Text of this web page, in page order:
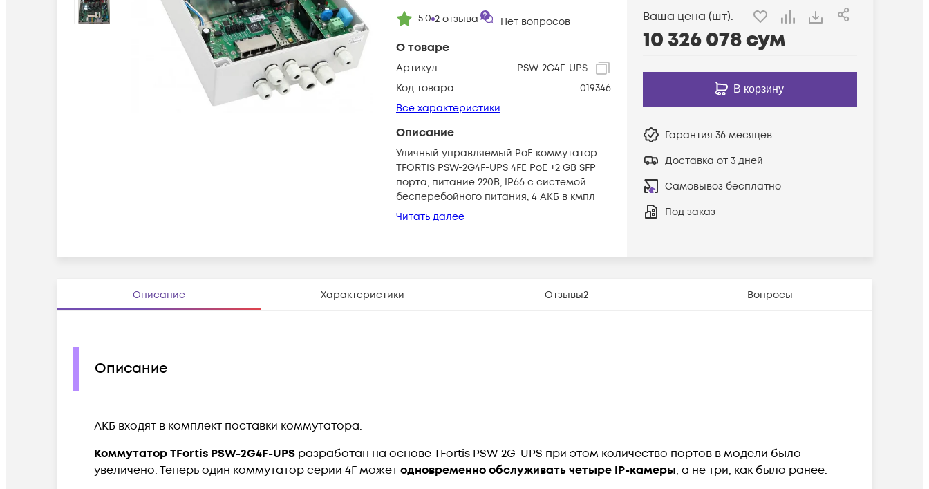
О товаре
Артикул
PSW-2G4F-UPS
Код товара
019346
Все характеристики
Описание
Уличный управляемый PoE коммутатор
TFORTIS PSW-2G4F-UPS 4FE PoE +2 GB SFP
порта, питание 220В, IP66 c системой
бесперебойного питания, 4 АКБ в кмпл
Читать далее
5.0 2 отзыва Нет вопросов Ваша цена (шт):
10 326 078сум
В корзину
Гарантия 36 месяцев
Доставка от 3 дней
Самовывоз бесплатно
Под заказ
Описание Характеристики Отзывы2 Вопросы
Описание
​АКБ входят в комплект поставки коммутатора.
Коммутатор TFortis PSW-2G4F-UPS разработан на основе TFortis PSW-2G-UPS при этом количество портов в модели было
увеличено. Теперь один коммутатор серии 4F можетодновременно обслуживать четыре IP-камеры, а не три, как было ранее.